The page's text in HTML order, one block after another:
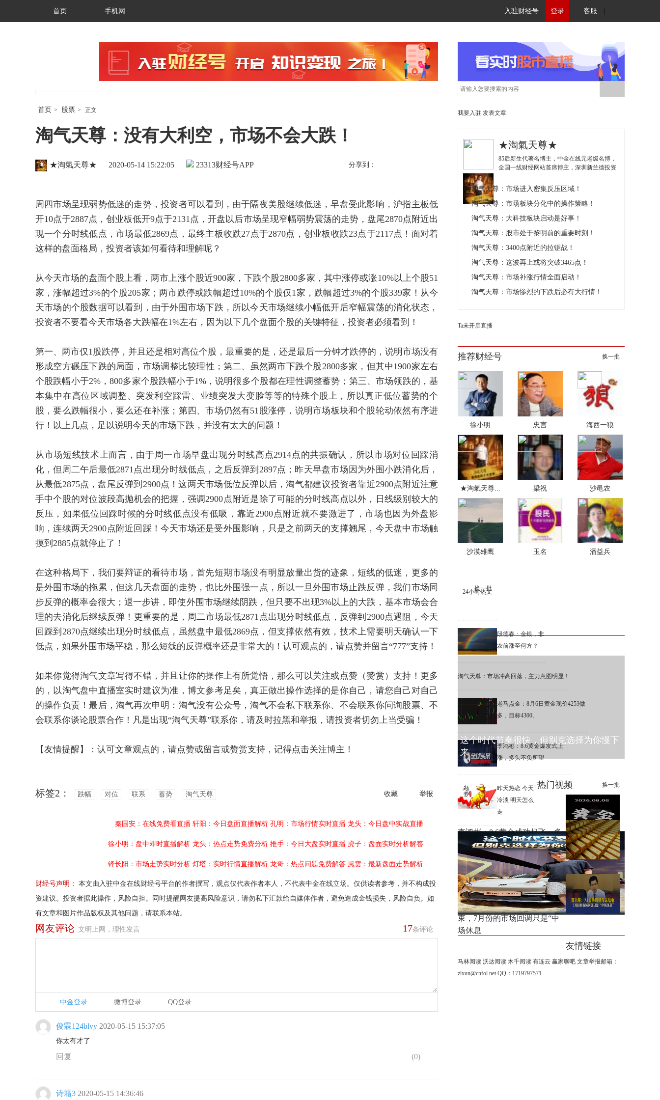
首页 手机网 入驻财经号 登录 客服
首页 > 股票 > 正文
淘气天尊：没有大利空，市场不会大跌！
财经号APP
★淘氣天尊★ 2020-05-14 15:22:05 23313 分享到：
周四市场呈现弱势低迷的走势，投资者可以看到，由于隔夜美股继续低迷，早盘受此影响，沪指主板低
开10点于2887点，创业板低开9点于2131点，开盘以后市场呈现窄幅弱势震荡的走势，盘尾2870点附近出
现一个分时线低点，市场最低2869点，最终主板收跌27点于2870点，创业板收跌23点于2117点！面对着
这样的盘面格局，投资者该如何看待和理解呢？
从今天市场的盘面个股上看，两市上涨个股近900家，下跌个股2800多家，其中涨停或涨10%以上个股51
家，涨幅超过3%的个股205家；两市跌停或跌幅超过10%的个股仅1家，跌幅超过3%的个股339家！从今
天市场的个股数据可以看到，由于外围市场下跌，所以今天市场继续小幅低开后窄幅震荡的消化状态，
投资者不要看今天市场各大跌幅在1%左右，因为以下几个盘面个股的关键特征，投资者必须看到！
第一、两市仅1股跌停，并且还是相对高位个股，最重要的是，还是最后一分钟才跌停的，说明市场没有
形成空方碾压下跌的局面，市场调整比较理性；第二、虽然两市下跌个股2800多家，但其中1900家左右
个股跌幅小于2%，800多家个股跌幅小于1%，说明很多个股都在理性调整蓄势；第三、市场领跌的，基
本集中在高位区域调整、突发利空踩雷、业绩突发大变脸等等的特殊个股上，所以真正低位蓄势的个
股，要么跌幅很小，要么还在补涨；第四、市场仍然有51股涨停，说明市场板块和个股轮动依然有序进
行！以上几点，足以说明今天的市场下跌，并没有太大的问题！
从市场短线技术上而言，由于周一市场早盘出现分时线高点2914点的共振确认，所以市场对位回踩消
化，但周二午后最低2871点出现分时线低点，之后反弹到2897点；昨天早盘市场因为外围小跌消化后，
从最低2875点，盘尾反弹到2900点！这两天市场低位反弹以后，淘气都建议投资者靠近2900点附近注意
手中个股的对位波段高抛机会的把握，强调2900点附近是除了可能的分时线高点以外，日线级别较大的
反压，如果低位回踩时候的分时线低点没有低吸，靠近2900点附近就不要激进了，市场也因为外盘影
响，连续两天2900点附近回踩！今天市场还是受外围影响，只是之前两天的支撑翘尾，今天盘中市场触
摸到2885点就停止了！
在这种格局下，我们要辩证的看待市场，首先短期市场没有明显放量出货的迹象，短线的低迷，更多的
是外围市场的拖累，但这几天盘面的走势，也比外围强一点，所以一旦外围市场止跌反弹，我们市场同
步反弹的概率会很大；退一步讲，即使外围市场继续阴跌，但只要不出现3%以上的大跌，基本市场会合
理的去消化后继续反弹！更重要的是，周二市场最低2871点出现分时线低点，反弹到2900点遇阻，今天
回踩到2870点继续出现分时线低点，虽然盘中最低2869点，但支撑依然有效，技术上需要明天确认一下
低点，如果外围市场平稳，那么短线的反弹概率还是非常大的！认可观点的，请点赞并留言“777”支持！
如果你觉得淘气文章写得不错，并且让你的操作上有所觉悟，那么可以关注或点赞（赞赏）支持！更多
的，以淘气盘中直播室实时建议为准，博文参考足矣，真正做出操作选择的是你自己，请您自己对自己
的操作负责！最后，淘气再次申明：淘气没有公众号，淘气不会私下联系你、不会联系你问询股票、不
会联系你谈论股票合作！凡是出现“淘气天尊”联系你，请及时拉黑和举报，请投资者切勿上当受骗！
【友情提醒】：认可文章观点的，请点赞或留言或赞赏支持，记得点击关注博主！
收藏 举报
标签2： 跌幅 对位 联系 蓄势 淘气天尊
秦国安：在线免费看直播 轩阳：今日盘面直播解析 孔明：市场行情实时直播 龙头：今日盘中实战直播
徐小明：盘中即时直播解析 龙头：热点走势免费分析 推手：今日大盘实时直播 虎子：盘面实时分析解答
锋长阳：市场走势实时分析 灯塔：实时行情直播解析 龙哥：热点问题免费解答 風雲：最新盘面走势解析
财经号声明：
本文由入驻中金在线财经号平台的作者撰写，观点仅代表作者本人，不代表中金在线立场。仅供读者参考，并不构成投
资建议。投资者据此操作，风险自担。同时提醒网友提高风险意识，请勿私下汇款给自媒体作者，避免造成金钱损失，风险自负。如
有文章和图片作品版权及其他问题，请联系本站。
17条评论
网友评论 文明上网，理性发言
中金登录 微博登录 QQ登录
俊霖124blvy 2020-05-15 15:37:05
你太有才了
回复 (0)
诗霜3 2020-05-15 14:36:46
我要入驻 发表文章
★淘氣天尊★
85后新生代著名博主，中金在线元老级名博，
全国一线财经网站首席博主，深圳新兰德投资
与《波段高抛低吸理论》的实战结合，深受投
资者推崇！
淘气天尊：市场进入密集反压区域！
淘气天尊：市场板块分化中的操作策略！
淘气天尊：大科技板块启动是好事！
淘气天尊：股市处于黎明前的重要时刻！
淘气天尊：3400点附近的拉锯战！
淘气天尊：这波再上或将突破3465点！
淘气天尊：市场补涨行情全面启动！
淘气天尊：市场惨烈的下跌后必有大行情！
Ta未开启直播
推荐财经号 换一批
徐小明 忠言 海西一狼
★淘氣天尊... 梁祝 沙黾农
沙漠雄鹰 玉名 潘益兵
24小时热文
换一批
段德春：金银，非
农前涨至何方？
淘气天尊：市场冲高回落，主力意图明显！
老马点金：8月6日黄金现价4253做
多，目标4300。
李鸿彬：8.6黄金爆发式上
涨，多头不负所望
昨天热恋 今天
冷淡 明天怎么
走
热门视频 换一批
这个时代节奏很快，但别克选择为你慢下
来
李鸿彬：8.6黄金成功起飞，多
头打响反攻战
黄金大涨，错过机会，总比低
位割肉强！
邢自强：AI超级周期尚未结
束，7月份的市场回调只是“中
场休息
友情链接
马林阅读 沃达阅读 木千阅读 有连云 赢家聊吧 文章举报邮箱：
zixun@cnfol.net QQ：1719797571